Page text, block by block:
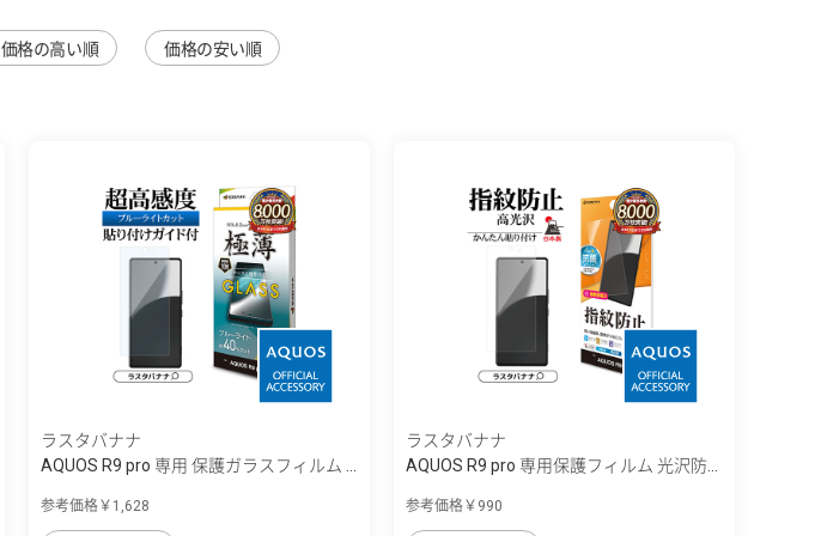
価格の高い順 価格の安い順
ラスタバナナ
AQUOS R9 pro 専用 保護ガラスフィルム ...
参考価格￥1,628
ラスタバナナ
AQUOS R9 pro 専用保護フィルム 光沢防...
参考価格￥990